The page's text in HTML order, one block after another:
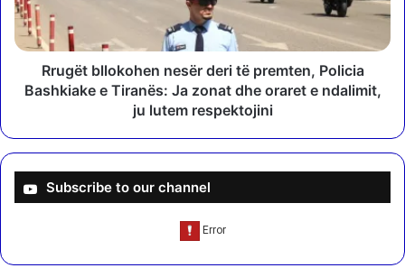
i
a
h
b
l
e
Rrugët bllokohen nesër deri të premten, Policia
Bashkiake e Tiranës: Ja zonat dhe oraret e ndalimit,
ju lutem respektojini
Subscribe to our channel